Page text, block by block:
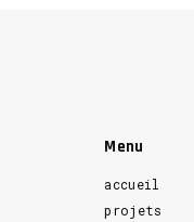
Menu
accueil
projets